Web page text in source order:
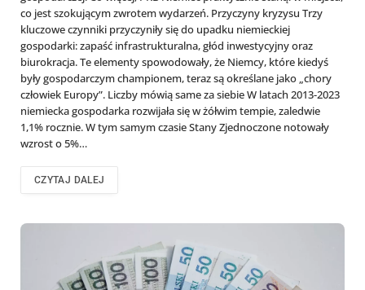
co jest szokującym zwrotem wydarzeń. Przyczyny kryzysu Trzy
kluczowe czynniki przyczyniły się do upadku niemieckiej
gospodarki: zapaść infrastrukturalna, głód inwestycyjny oraz
biurokracja. Te elementy spowodowały, że Niemcy, które kiedyś
były gospodarczym championem, teraz są określane jako „chory
człowiek Europy”. Liczby mówią same za siebie W latach 2013-2023
niemiecka gospodarka rozwijała się w żółwim tempie, zaledwie
1,1% rocznie. W tym samym czasie Stany Zjednoczone notowały
wzrost o 5%…
CZYTAJ DALEJ